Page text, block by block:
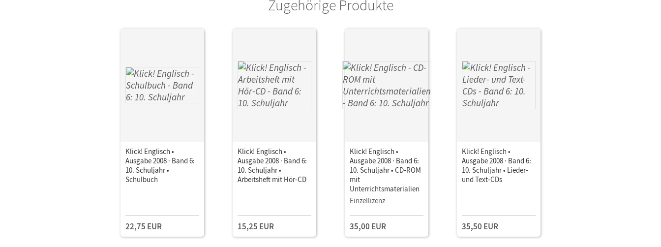
Zugehörige Produkte
Klick! Englisch •
Ausgabe 2008 · Band 6:
10. Schuljahr •
Schulbuch
22,75 EUR
Klick! Englisch •
Ausgabe 2008 · Band 6:
10. Schuljahr •
Arbeitsheft mit Hör-CD
15,25 EUR
Klick! Englisch •
Ausgabe 2008 · Band 6:
10. Schuljahr • CD-ROM
mit
Unterrichtsmaterialien
Einzellizenz
35,00 EUR
Klick! Englisch •
Ausgabe 2008 · Band 6:
10. Schuljahr • Lieder-
und Text-CDs
35,50 EUR